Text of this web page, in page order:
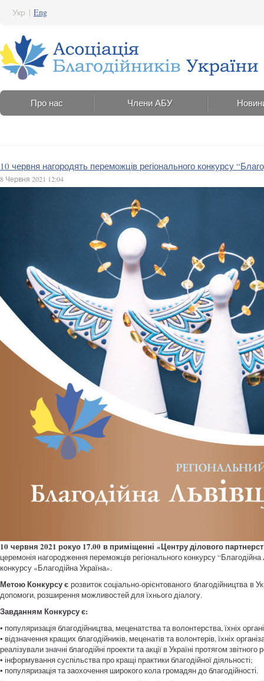
Укр | Eng
Про нас Члени АБУ
10 червня нагородять переможців регіонального конкурсу
8 Червня 2021 12:04
10 червня 2021 рокуо 17.00 в приміщенні «Центру ділового
церемонія нагородження переможців регіонального конкурсу
конкурсу «Благодійна Україна».
Метою Конкурсу є розвиток соціально-орієнтованого благодійництва в
допомоги, розширення можливостей для їхнього діалогу.
Завданням Конкурсу є:
• популяризація благодійництва, меценатства та волонтерства, їхніх
• відзначення кращих благодійників, меценатів та волонтерів, їхніх
реалізували значні благодійні проекти та акції в Україні протягом звітного
• інформування суспільства про кращі практики благодійної діяльності;
• популяризація та заохочення широкого кола громадян до благодійності.